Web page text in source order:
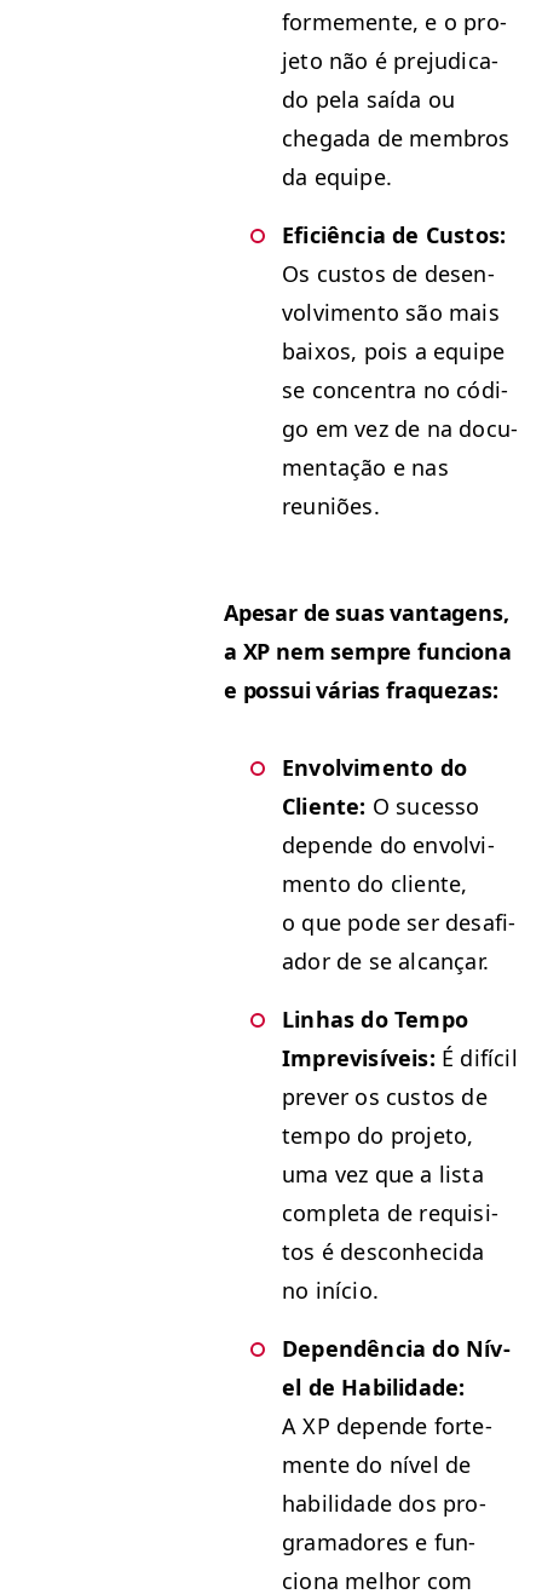
forme­mente, e o pro­
je­to não é prej­u­di­ca­
do pela saí­da ou
chega­da de mem­bros
da equipe.
Efi­ciên­cia de Cus­tos:
Os cus­tos de desen­
volvi­men­to são mais
baixos, pois a equipe
se con­cen­tra no códi­
go em vez de na doc­u­
men­tação e nas
reuniões.
Ape­sar de suas van­ta­gens,
a XP nem sem­pre fun­ciona
e pos­sui várias fraquezas:
Envolvi­men­to do
Cliente: O suces­so
depende do envolvi­
men­to do cliente,
o que pode ser desafi­
ador de se alcançar.
Lin­has do Tem­po
Impre­visíveis: É difí­cil
pre­v­er os cus­tos de
tem­po do pro­je­to,
uma vez que a lista
com­ple­ta de req­ui­si­
tos é descon­heci­da
no início.
Dependên­cia do Nív­
el de Habil­i­dade:
AXP depende forte­
mente do nív­el de
habil­i­dade dos pro­
gra­madores e fun­
ciona mel­hor com